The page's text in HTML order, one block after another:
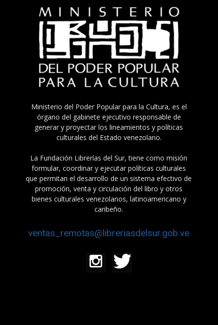
Ministerio del Poder Popular para la Cultura, es el
órgano del gabinete ejecutivo responsable de
generar y proyectar los lineamientos y políticas
culturales del Estado venezolano.
La Fundación Librerías del Sur, tiene como misión
formular, coordinar y ejecutar políticas culturales
que permitan el desarrollo de un sistema efectivo de
promoción, venta y circulación del libro y otros
bienes culturales venezolanos, latinoamericano y
caribeño.
ventas_remotas@libreriasdelsur.gob.ve